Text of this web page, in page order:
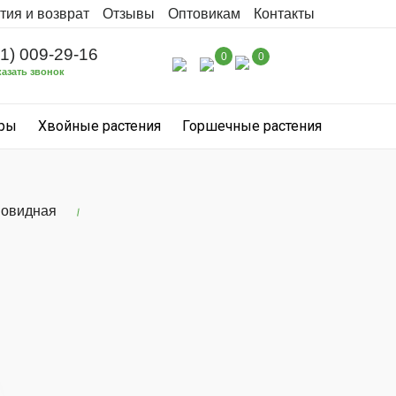
и возврат Отзывы Оптовикам Контакты
009-29-16
звонок
0 0
Хвойные растения Горшечные растения